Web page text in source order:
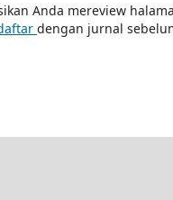
Anda mereview
dengan jurnal